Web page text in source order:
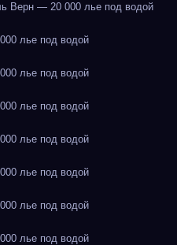
Верн — 20 000 лье под водой
лье под водой
лье под водой
лье под водой
лье под водой
лье под водой
лье под водой
лье под водой